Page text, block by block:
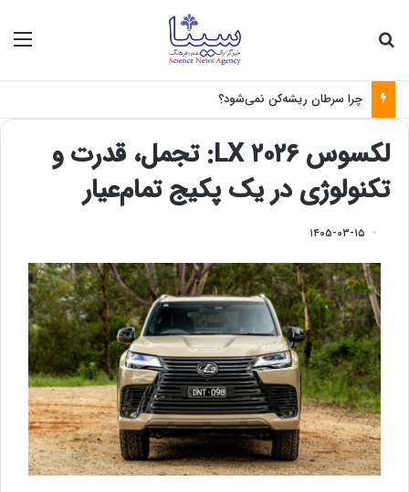
چرا سرطان ریشه‌کن نمی‌شود؟
لکسوس LX ۲۰۲۶: تجمل، قدرت و
تکنولوژی در یک پکیج تمام‌عیار
۱۴۰۵-۰۳-۱۵